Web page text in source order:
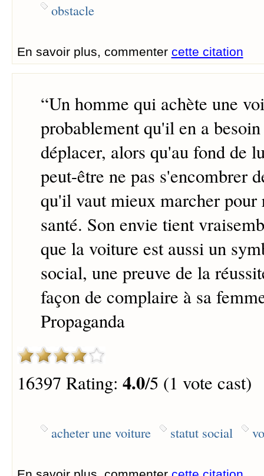
obstacle
En savoir plus, commenter cette citation
“Un homme qui achète une
probablement qu'il en a
déplacer, alors qu'au fond de
peut-être ne pas s'encombrer
qu'il vaut mieux marcher pour
santé. Son envie tient
que la voiture est aussi un
social, une preuve de la
façon de complaire à sa
Propaganda
16397 Rating: 4.0/5 (1 vote cast)
acheter une voiture statut social